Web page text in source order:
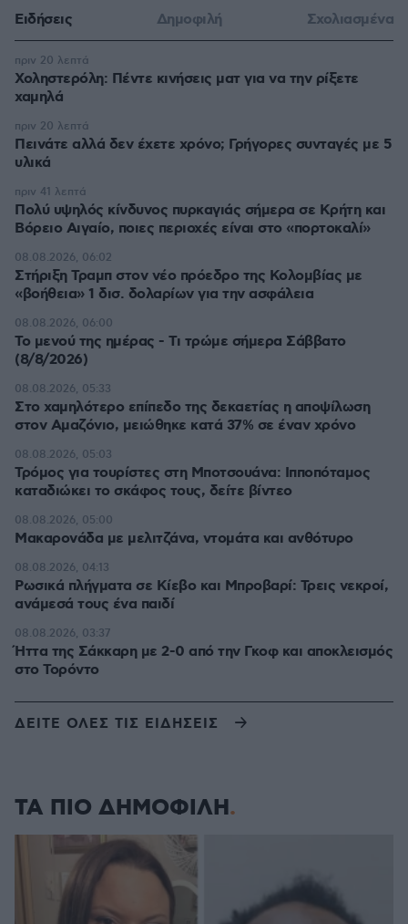
Ειδήσεις Δημοφιλή Σχολιασμένα
Χοληστερόλη: Πέντε κινήσεις ματ για να την ρίξετε
χαμηλά
πριν 20 λεπτά
Πεινάτε αλλά δεν έχετε χρόνο; Γρήγορες συνταγές με 5
υλικά
πριν 20 λεπτά
Πολύ υψηλός κίνδυνος πυρκαγιάς σήμερα σε Κρήτη και
Βόρειο Αιγαίο, ποιες περιοχές είναι στο «πορτοκαλί»
πριν 41 λεπτά
Στήριξη Τραμπ στον νέο πρόεδρο της Κολομβίας με
«βοήθεια» 1 δισ. δολαρίων για την ασφάλεια
08.08.2026, 06:02
Το μενού της ημέρας - Τι τρώμε σήμερα Σάββατο
(8/8/2026)
08.08.2026, 06:00
Στο χαμηλότερο επίπεδο της δεκαετίας η αποψίλωση
στον Αμαζόνιο, μειώθηκε κατά 37% σε έναν χρόνο
08.08.2026, 05:33
Τρόμος για τουρίστες στη Μποτσουάνα: Ιπποπόταμος
καταδιώκει το σκάφος τους, δείτε βίντεο
08.08.2026, 05:03
Μακαρονάδα με μελιτζάνα, ντομάτα και ανθότυρο
08.08.2026, 05:00
Ρωσικά πλήγματα σε Κίεβο και Μπροβαρί: Τρεις νεκροί,
ανάμεσά τους ένα παιδί
08.08.2026, 04:13
Ήττα της Σάκκαρη με 2-0 από την Γκοφ και αποκλεισμός
στο Τορόντο
08.08.2026, 03:37
ΔΕΙΤΕ ΟΛΕΣ ΤΙΣ ΕΙΔΗΣΕΙΣ
ΤΑ ΠΙΟ ΔΗΜΟΦΙΛΗ